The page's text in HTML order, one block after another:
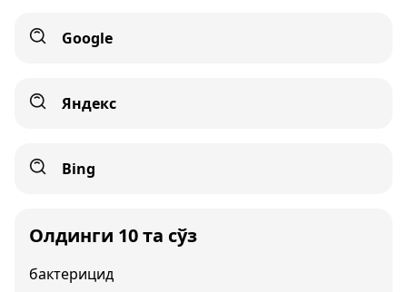
Google
Яндекс
Bing
Олдинги 10 та сўз
бактерицид